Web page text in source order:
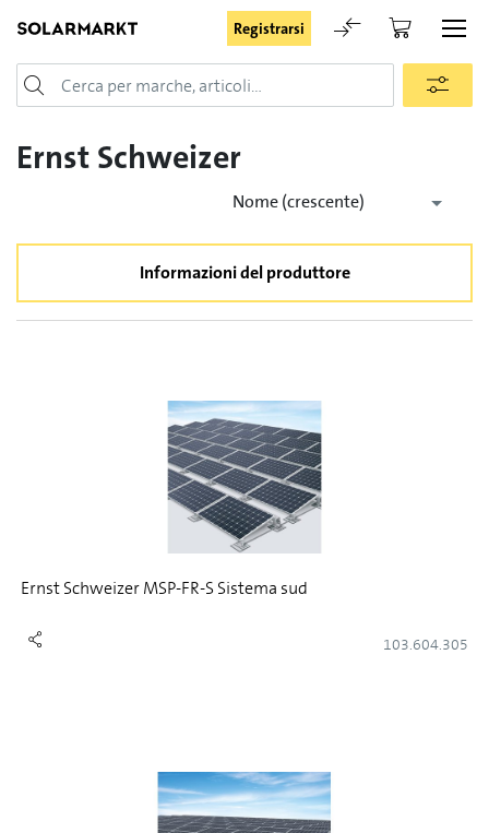
Registrarsi
Login
Rimani registrato
Registrarsi
Richiesta di registrazione per login
Ernst Schweizer
Nome (crescente)
Informazioni del produttore
Ernst Schweizer MSP-FR-S Sistema sud
103.604.305